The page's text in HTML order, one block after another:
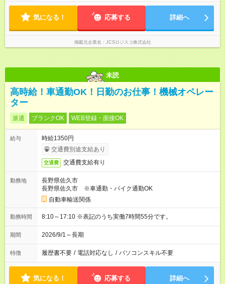
気になる！ 応募する 詳細へ
掲載元企業名 JCSロジスコ株式会社
未読
高時給！車通勤OK！日勤のお仕事！機械オペレー
ター
派遣 ブランクOK WEB登録・面接OK
給与
時給1350円
交通費別途支給あり
交通費 交通費支給有り
勤務地
長野県佐久市
長野県佐久市 ※車通勤・バイク通勤OK
自動車輸送関係
勤務時間 8:10～17:10 ※表記のうち実働7時間55分です。
期間 2026/9/1～長期
特徴 履歴書不要 / 電話対応なし / パソコンスキル不要
気になる！ 応募する 詳細へ